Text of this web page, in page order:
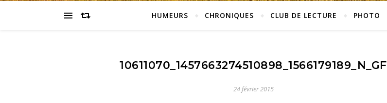
HUMEURS CHRONIQUES CLUB DE LECTURE PHOTO
10611070_1457663274510898_1566179189_N_GF
24 février 2015